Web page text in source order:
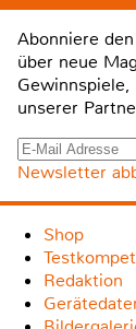
Abonniere
über neue
unserer
Newsletter
Shop
Redaktion